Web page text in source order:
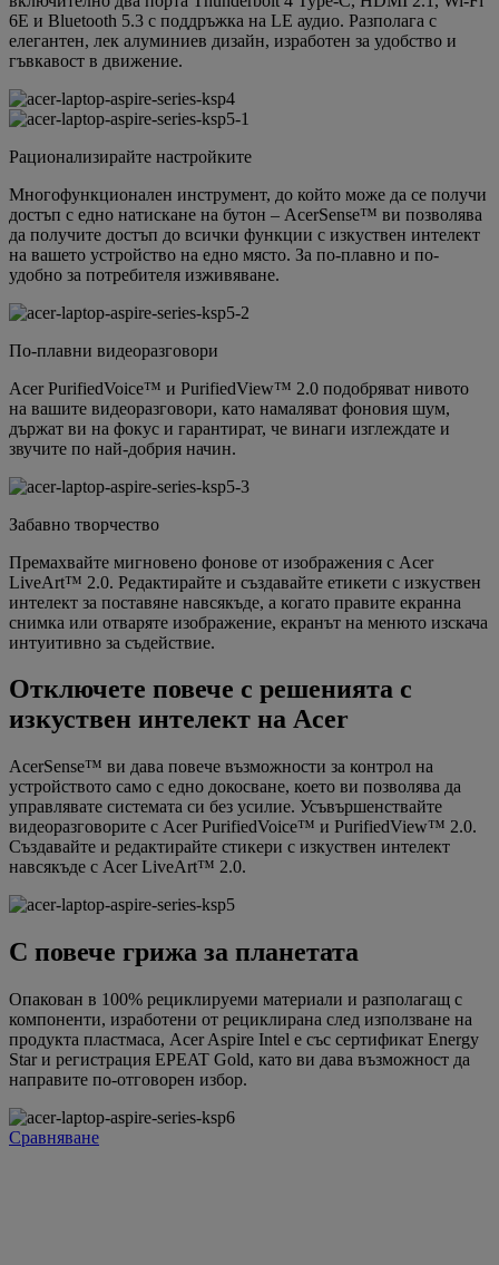
6E и Bluetooth 5.3 с поддръжка на LE аудио. Разполага с
елегантен, лек алуминиев дизайн, изработен за удобство и
гъвкавост в движение.
Рационализирайте настройките
Многофункционален инструмент, до който може да се получи
достъп с едно натискане на бутон – AcerSense™ ви позволява
да получите достъп до всички функции с изкуствен интелект
на вашето устройство на едно място. За по-плавно и по-
удобно за потребителя изживяване.
По-плавни видеоразговори
Acer PurifiedVoice™ и PurifiedView™ 2.0 подобряват нивото
на вашите видеоразговори, като намаляват фоновия шум,
държат ви на фокус и гарантират, че винаги изглеждате и
звучите по най-добрия начин.
Забавно творчество
Премахвайте мигновено фонове от изображения с Acer
LiveArt™ 2.0. Редактирайте и създавайте етикети с изкуствен
интелект за поставяне навсякъде, а когато правите екранна
снимка или отваряте изображение, екранът на менюто изскача
интуитивно за съдействие.
Отключете повече с решенията с
изкуствен интелект на Acer
AcerSense™ ви дава повече възможности за контрол на
устройството само с едно докосване, което ви позволява да
управлявате системата си без усилие. Усъвършенствайте
видеоразговорите с Acer PurifiedVoice™ и PurifiedView™ 2.0.
Създавайте и редактирайте стикери с изкуствен интелект
навсякъде с Acer LiveArt™ 2.0.
С повече грижа за планетата
Опакован в 100% рециклируеми материали и разполагащ с
компоненти, изработени от рециклирана след използване на
продукта пластмаса, Acer Aspire Intel е със сертификат Energy
Star и регистрация EPEAT Gold, като ви дава възможност да
направите по-отговорен избор.
Сравняване